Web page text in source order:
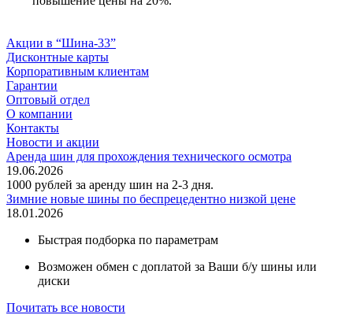
Акции в “Шина-33”
Дисконтные карты
Корпоративным клиентам
Гарантии
Оптовый отдел
О компании
Контакты
Новости и акции
Аренда шин для прохождения технического осмотра
19.06.2026
1000 рублей за аренду шин на 2-3 дня.
Зимние новые шины по беспрецедентно низкой цене
18.01.2026
Быстрая подборка по параметрам
Возможен обмен с доплатой за Ваши б/у шины или
диски
Почитать все новости